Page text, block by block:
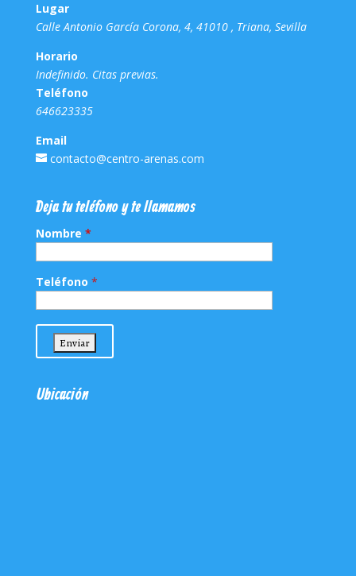
Lugar
Calle Antonio García Corona, 4, 41010 , Triana, Sevilla
Horario
Indefinido. Citas previas.
Teléfono
646623335
Email
contacto@centro-arenas.com
Deja tu teléfono y te llamamos
Nombre *
Teléfono *
Ubicación